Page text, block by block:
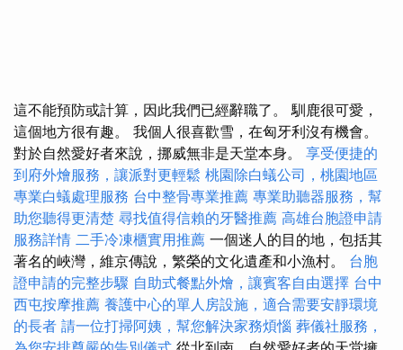
這不能預防或計算，因此我們已經辭職了。 馴鹿很可愛，
這個地方很有趣。 我個人很喜歡雪，在匈牙利沒有機會。
對於自然愛好者來說，挪威無非是天堂本身。 享受便捷的
到府外燴服務，讓派對更輕鬆 桃園除白蟻公司，桃園地區
專業白蟻處理服務 台中整骨專業推薦 專業助聽器服務，幫
助您聽得更清楚 尋找值得信賴的牙醫推薦 高雄台胞證申請
服務詳情 二手冷凍櫃實用推薦 一個迷人的目的地，包括其
著名的峽灣，維京傳說，繁榮的文化遺產和小漁村。 台胞
證申請的完整步驟 自助式餐點外燴，讓賓客自由選擇 台中
西屯按摩推薦 養護中心的單人房設施，適合需要安靜環境
的長者 請一位打掃阿姨，幫您解決家務煩惱 葬儀社服務，